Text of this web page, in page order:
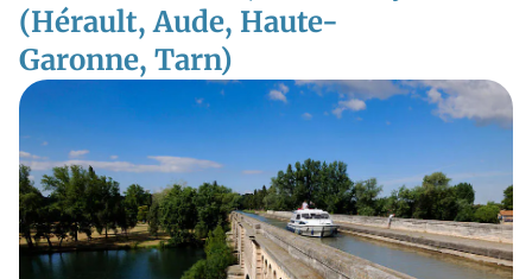
(Hérault, Aude, Haute-
Garonne, Tarn)